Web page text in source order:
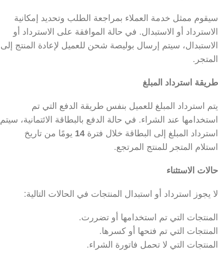
سيقوم ممثل خدمة العملاء بمراجعة الطلب وتحديد إمكانية
الاسترداد أو الاستبدال. في حالة الموافقة على الاسترداد أو
الاستبدال، سيتم إرسال بوليصة شحن للعميل لإعادة المنتج إلى
المتجر.
طريقة استرداد المبلغ
يتم استرداد المبلغ للعميل بنفس طريقة الدفع التي تم
استخدامها عند الشراء. في حالة الدفع بالبطاقة الائتمانية، سيتم
استرداد المبلغ إلى البطاقة خلال فترة 14 يومًا من تاريخ
استلام المتجر للمنتج المرتجع.
حالات الاستثناء
لا يجوز استرداد أو استبدال المنتجات في الحالات التالية:
المنتجات التي تم استخدامها أو تضررت.
المنتجات التي تم فتحها أو كسرها.
المنتجات التي لا تحمل فاتورة الشراء.